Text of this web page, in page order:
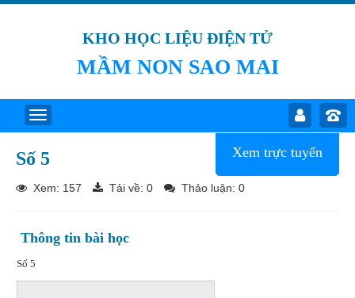
KHO HỌC LIỆU ĐIỆN TỬ
MẦM NON SAO MAI
Xem trực tuyến
Số 5
Xem: 157 Tải về: 0 Thảo luận: 0
Thông tin bài học
Số 5